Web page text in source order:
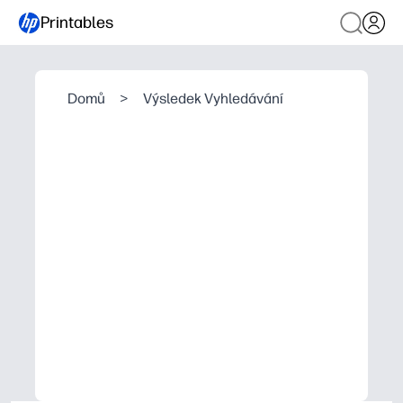
Printables
Domů > Výsledek Vyhledávání